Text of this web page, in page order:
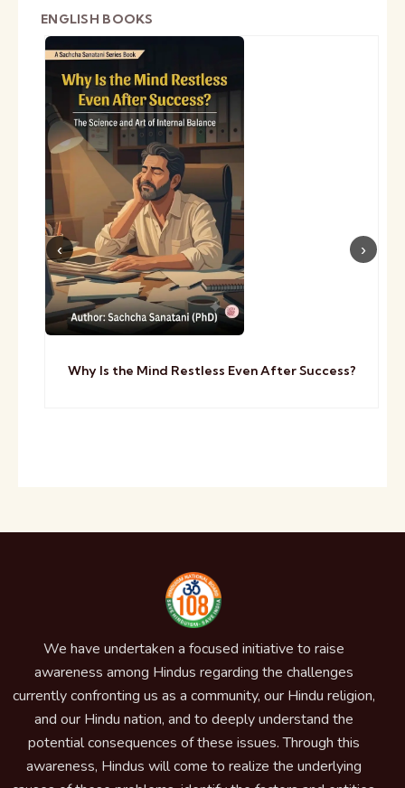
ENGLISH BOOKS
Why Is the Mind Restless Even After Success?
We have undertaken a focused initiative to raise
awareness among Hindus regarding the challenges
currently confronting us as a community, our Hindu religion,
and our Hindu nation, and to deeply understand the
potential consequences of these issues. Through this
awareness, Hindus will come to realize the underlying